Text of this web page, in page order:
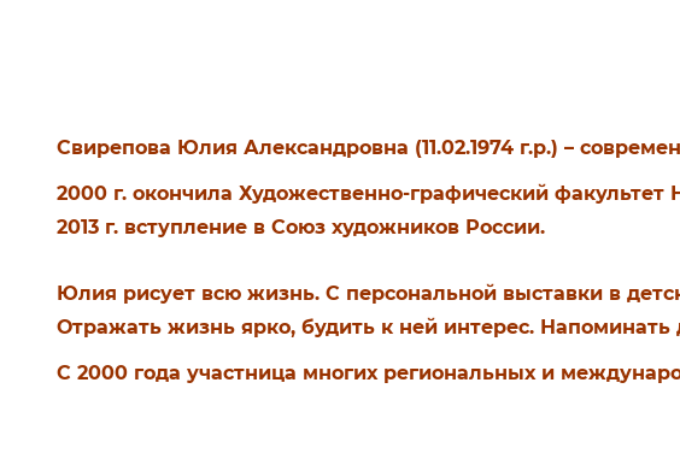
Свирепова Юлия Александровна (11.02.1974 г.р.) –
2000 г. окончила Художественно-графический факультет
2013 г. вступление в Союз художников России.
Юлия рисует всю жизнь. С персональной выставки в
Отражать жизнь ярко, будить к ней интерес. Напоминать
С 2000 года участница многих региональных и